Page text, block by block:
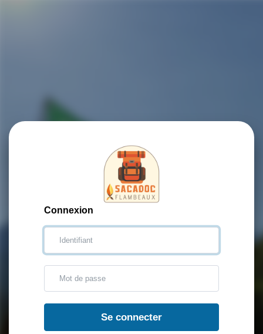
Connexion
Se connecter